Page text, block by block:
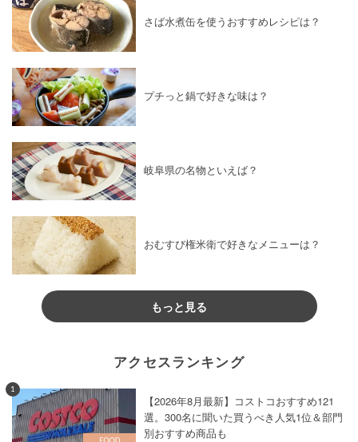
さば水煮缶を使うおすすめレシピは？
プチっと鍋で好きな味は？
岐阜県の名物といえば？
おむすび権米衛で好きなメニューは？
もっと見る
アクセスランキング
1
【2026年8月最新】コストコおすすめ121
選。300名に聞いた買うべき人気1位＆部門
別おすすめ商品も